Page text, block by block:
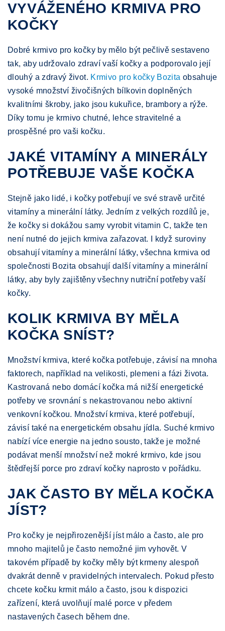
VYVÁŽENÉHO KRMIVA PRO
KOČKY
Dobré krmivo pro kočky by mělo být pečlivě sestaveno
tak, aby udržovalo zdraví vaší kočky a podporovalo její
dlouhý a zdravý život. Krmivo pro kočky Bozita obsahuje
vysoké množství živočišných bílkovin doplněných
kvalitními škroby, jako jsou kukuřice, brambory a rýže.
Díky tomu je krmivo chutné, lehce stravitelné a
prospěšné pro vaši kočku.
JAKÉ VITAMÍNY A MINERÁLY
POTŘEBUJE VAŠE KOČKA
Stejně jako lidé, i kočky potřebují ve své stravě určité
vitamíny a minerální látky. Jedním z velkých rozdílů je,
že kočky si dokážou samy vyrobit vitamin C, takže ten
není nutné do jejich krmiva zařazovat. I když suroviny
obsahují vitamíny a minerální látky, všechna krmiva od
společnosti Bozita obsahují další vitamíny a minerální
látky, aby byly zajištěny všechny nutriční potřeby vaší
kočky.
KOLIK KRMIVA BY MĚLA
KOČKA SNÍST?
Množství krmiva, které kočka potřebuje, závisí na mnoha
faktorech, například na velikosti, plemeni a fázi života.
Kastrovaná nebo domácí kočka má nižší energetické
potřeby ve srovnání s nekastrovanou nebo aktivní
venkovní kočkou. Množství krmiva, které potřebují,
závisí také na energetickém obsahu jídla. Suché krmivo
nabízí více energie na jedno sousto, takže je možné
podávat menší množství než mokré krmivo, kde jsou
štědřejší porce pro zdraví kočky naprosto v pořádku.
JAK ČASTO BY MĚLA KOČKA
JÍST?
Pro kočky je nejpřirozenější jíst málo a často, ale pro
mnoho majitelů je často nemožné jim vyhovět. V
takovém případě by kočky měly být krmeny alespoň
dvakrát denně v pravidelných intervalech. Pokud přesto
chcete kočku krmit málo a často, jsou k dispozici
zařízení, která uvolňují malé porce v předem
nastavených časech během dne.